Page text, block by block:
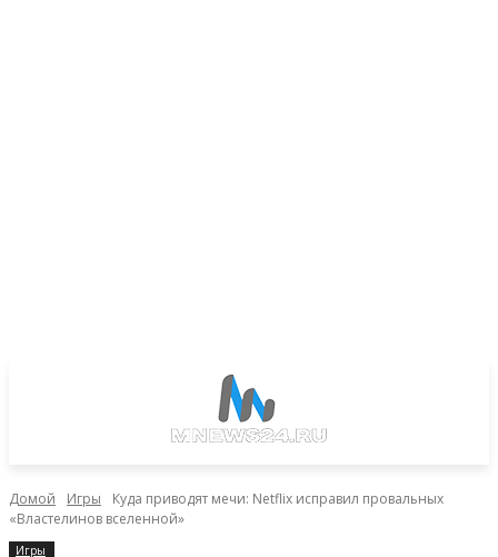
Домой Игры
Куда приводят мечи: Netflix исправил провальных
«Властелинов вселенной»
Игры